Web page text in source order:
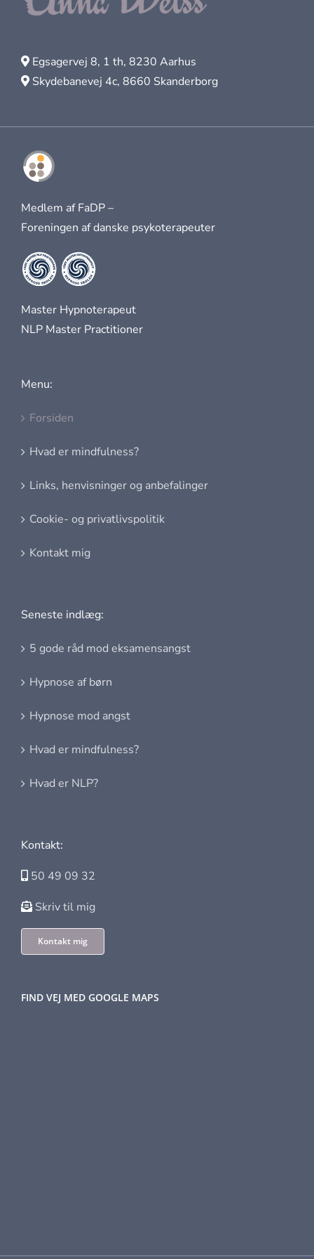
Egsagervej 8, 1 th, 8230 Aarhus
Skydebanevej 4c, 8660 Skanderborg
Medlem af FaDP –
Foreningen af danske psykoterapeuter
Master Hypnoterapeut
NLP Master Practitioner
Menu:
Forsiden
Hvad er mindfulness?
Links, henvisninger og anbefalinger
Cookie- og privatlivspolitik
Kontakt mig
Seneste indlæg:
5 gode råd mod eksamensangst
Hypnose af børn
Hypnose mod angst
Hvad er mindfulness?
Hvad er NLP?
Kontakt:
50 49 09 32
Skriv til mig
Kontakt mig
FIND VEJ MED GOOGLE MAPS